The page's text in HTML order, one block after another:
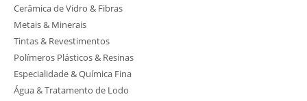
Cerâmica de Vidro & Fibras
Metais & Minerais
Tintas & Revestimentos
Polímeros Plásticos & Resinas
Especialidade & Química Fina
Água & Tratamento de Lodo